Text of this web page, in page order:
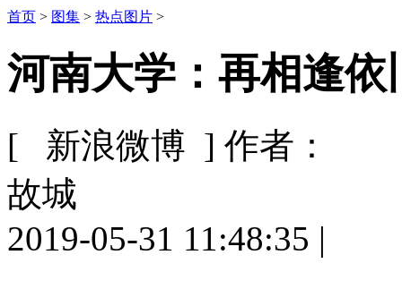
首页 > 图集 > 热点图片 >
河南大学：再相逢依
[ 新浪微博 ] 作者：
故城
2019-05-31 11:48:35 |